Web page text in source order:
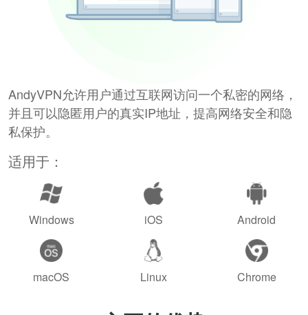
AndyVPN允许用户通过互联网访问一个私密的网络，
并且可以隐匿用户的真实IP地址，提高网络安全和隐
私保护。
适用于：
Windows iOS Android
macOS Linux Chrome